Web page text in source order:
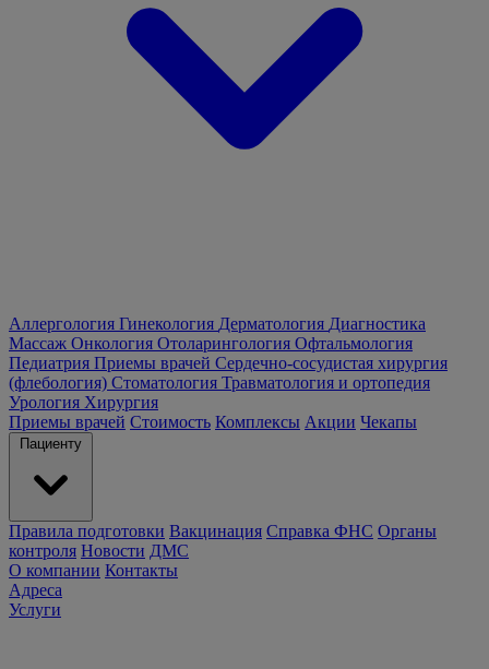
Аллергология Гинекология Дерматология Диагностика
Массаж Онкология Отоларингология Офтальмология
Педиатрия Приемы врачей Сердечно-сосудистая хирургия
(флебология) Стоматология Травматология и ортопедия
Урология Хирургия
Приемы врачей Стоимость Комплексы Акции Чекапы
Пациенту
Правила подготовки Вакцинация Справка ФНС Органы
контроля Новости ДМС
О компании Контакты
Адреса
Услуги